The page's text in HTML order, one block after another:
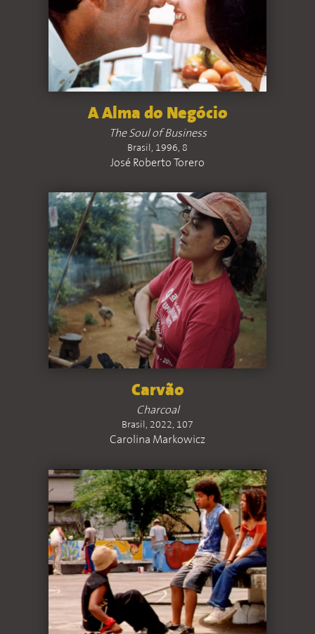
A Alma do Negócio
The Soul of Business
Brasil, 1996, 8
José Roberto Torero
Carvão
Charcoal
Brasil, 2022, 107
Carolina Markowicz